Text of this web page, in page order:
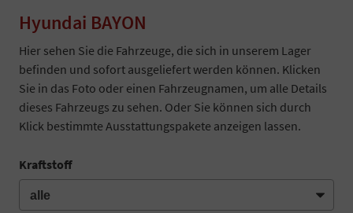
Hyundai BAYON
Hier sehen Sie die Fahrzeuge, die sich in unserem Lager
befinden und sofort ausgeliefert werden können. Klicken
Sie in das Foto oder einen Fahrzeugnamen, um alle Details
dieses Fahrzeugs zu sehen. Oder Sie können sich durch
Klick bestimmte Ausstattungspakete anzeigen lassen.
Kraftstoff